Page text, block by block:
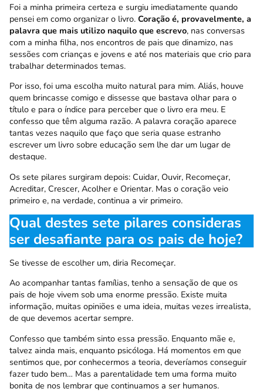
Foi a minha primeira certeza e surgiu imediatamente quando
pensei em como organizar o livro. Coração é, provavelmente, a
palavra que mais utilizo naquilo que escrevo, nas conversas
com a minha filha, nos encontros de pais que dinamizo, nas
sessões com crianças e jovens e até nos materiais que crio para
trabalhar determinados temas.
Por isso, foi uma escolha muito natural para mim. Aliás, houve
quem brincasse comigo e dissesse que bastava olhar para o
título e para o índice para perceber que o livro era meu. E
confesso que têm alguma razão. A palavra coração aparece
tantas vezes naquilo que faço que seria quase estranho
escrever um livro sobre educação sem lhe dar um lugar de
destaque.
Os sete pilares surgiram depois: Cuidar, Ouvir, Recomeçar,
Acreditar, Crescer, Acolher e Orientar. Mas o coração veio
primeiro e, na verdade, continua a vir primeiro.
Qual destes sete pilares consideras
ser desafiante para os pais de hoje?
Se tivesse de escolher um, diria Recomeçar.
Ao acompanhar tantas famílias, tenho a sensação de que os
pais de hoje vivem sob uma enorme pressão. Existe muita
informação, muitas opiniões e uma ideia, muitas vezes irrealista,
de que devemos acertar sempre.
Confesso que também sinto essa pressão. Enquanto mãe e,
talvez ainda mais, enquanto psicóloga. Há momentos em que
sentimos que, por conhecermos a teoria, deveríamos conseguir
fazer tudo bem… Mas a parentalidade tem uma forma muito
bonita de nos lembrar que continuamos a ser humanos.